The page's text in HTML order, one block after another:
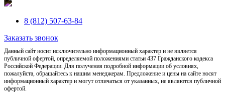
8 (812) 507-63-84
Заказать звонок
Данный сайт носит исключительно информационный характер и не является
публичной офертой, определяемой положениями статьи 437 Гражданского кодекса
Российской Федерации. Для получения подробной информации об условиях,
пожалуйста, обращайтесь к нашим менеджерам. Предложение и цены на сайте носят
информационный характер и могут отличаться от указанных, не являются публичной
офертой.